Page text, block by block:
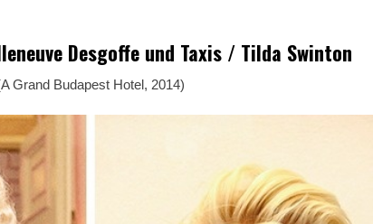
Desgoffe und Taxis / Tilda Swinton
Grand Budapest Hotel, 2014)